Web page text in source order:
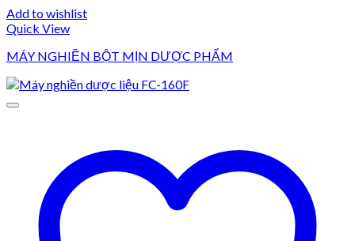
Add to wishlist
Quick View
MÁY NGHIỀN BỘT MỊN DƯỢC PHẨM